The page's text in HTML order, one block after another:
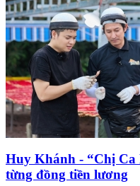
Huy Khánh - “Chị Ca
từng đồng tiền lương